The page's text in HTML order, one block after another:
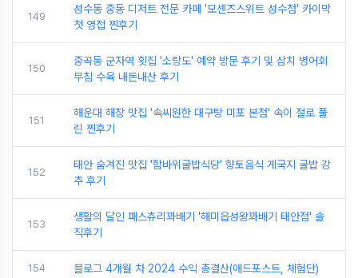
149
성수동 중동 디저트 전문 카페 '모센즈스위트 성수점' 카이막
첫 영접 찐후기
150
중곡동 군자역 횟집 '소랑도' 예약 방문 후기 및 삼치 병어회
무침 수육 내돈내산 후기
151
해운대 해장 맛집 '속씨원한 대구탕 미포 본점' 속이 절로 풀
린 찐후기
152
태안 숨겨진 맛집 '함바위굴밥식당' 향토음식 게국지 굴밥 강
추 후기
153
생활의 달인 패스츄리꽈배기 '해미읍성왕꽈배기 태안점' 솔
직후기
154 블로그 4개월 차 2024 수익 총결산(애드포스트, 체험단)